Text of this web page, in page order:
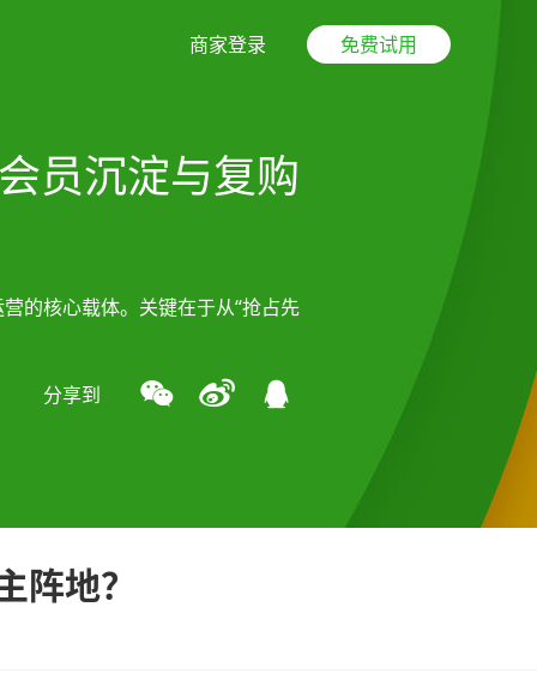
商家登录 免费试用
员沉淀与复购
的核心载体。关键在于从“抢占先
分享到
阵地？